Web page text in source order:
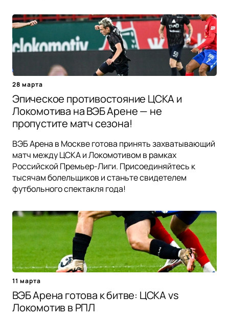
28 марта
Эпическое противостояние ЦСКА и
Локомотива на ВЭБ Арене — не
пропустите матч сезона!
ВЭБ Арена в Москве готова принять захватывающий
матч между ЦСКА и Локомотивом в рамках
Российской Премьер-Лиги. Присоединяйтесь к
тысячам болельщиков и станьте свидетелем
футбольного спектакля года!
11 марта
ВЭБ Арена готова к битве: ЦСКА vs
Локомотив в РПЛ